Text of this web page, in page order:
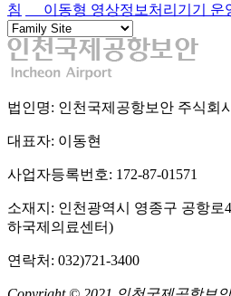
침
이동형 영상정보처리기기 운
법인명: 인천국제공항보안 주식회
대표자: 이동현
사업자등록번호: 172-87-01571
소재지: 인천광역시 영종구 공항로
하국제의료센터)
연락처: 032)721-3400